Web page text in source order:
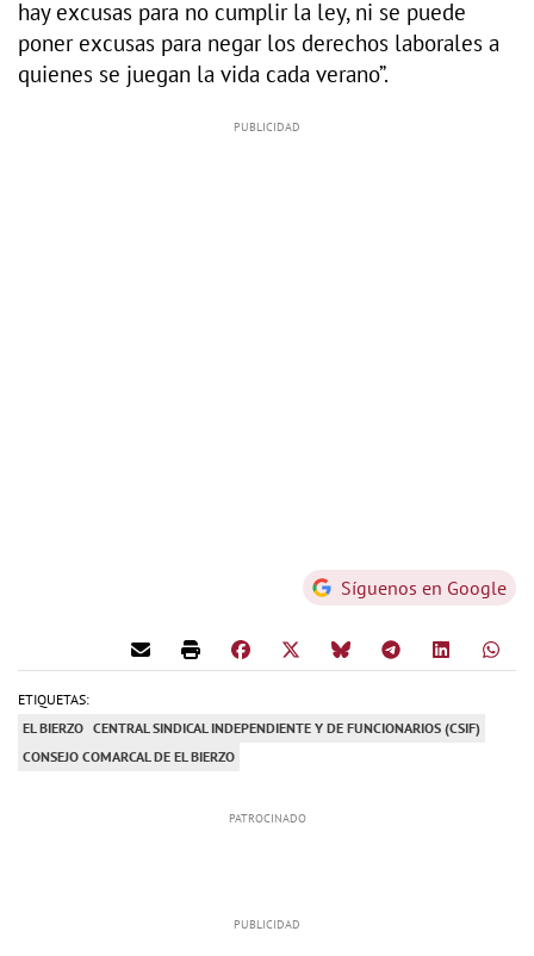
hay excusas para no cumplir la ley, ni se puede
poner excusas para negar los derechos laborales a
quienes se juegan la vida cada verano”.
Síguenos en Google
ETIQUETAS:
EL BIERZO CENTRAL SINDICAL INDEPENDIENTE Y DE FUNCIONARIOS (CSIF)
CONSEJO COMARCAL DE EL BIERZO